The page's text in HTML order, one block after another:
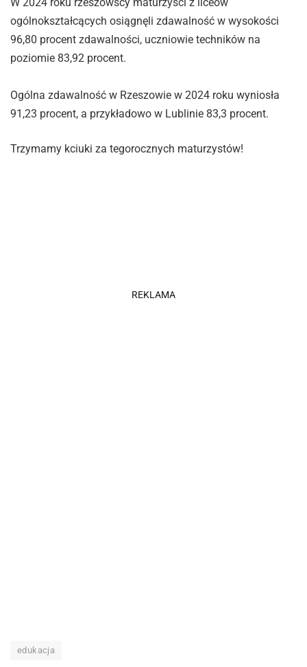
ogólnokształcących osiągnęli zdawalność w wysokości
96,80 procent zdawalności, uczniowie techników na
poziomie 83,92 procent.
Ogólna zdawalność w Rzeszowie w 2024 roku wyniosła
91,23 procent, a przykładowo w Lublinie 83,3 procent.
Trzymamy kciuki za tegorocznych maturzystów!
REKLAMA
edukacja